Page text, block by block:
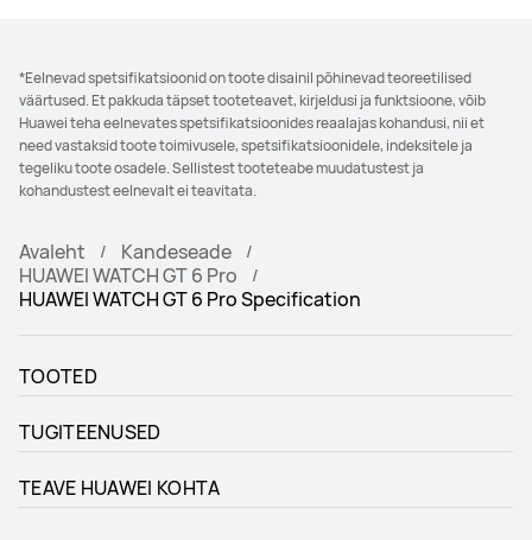
*Eelnevad spetsifikatsioonid on toote disainil põhinevad teoreetilised
väärtused. Et pakkuda täpset tooteteavet, kirjeldusi ja funktsioone, võib
Huawei teha eelnevates spetsifikatsioonides reaalajas kohandusi, nii et
need vastaksid toote toimivusele, spetsifikatsioonidele, indeksitele ja
tegeliku toote osadele. Sellistest tooteteabe muudatustest ja
kohandustest eelnevalt ei teavitata.
Avaleht
Kandeseade
HUAWEI WATCH GT 6 Pro
HUAWEI WATCH GT 6 Pro Specification
TOOTED
TUGITEENUSED
TEAVE HUAWEI KOHTA